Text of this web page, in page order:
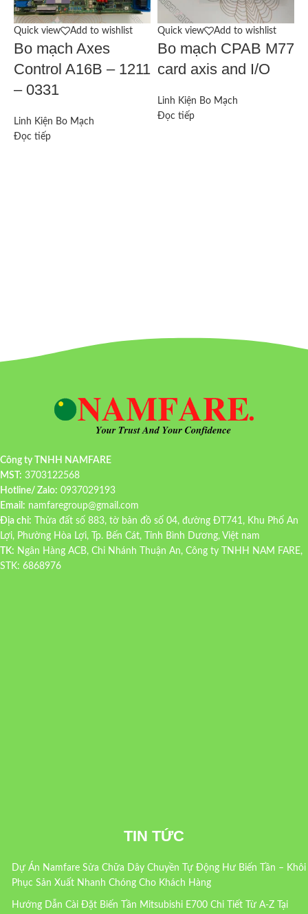
Quick view Add to wishlist
Bo mạch Axes
Control A16B – 1211
– 0331
Linh Kiện Bo Mạch
Đọc tiếp
Quick view Add to wishlist
Bo mạch CPAB M77
card axis and I/O
Linh Kiện Bo Mạch
Đọc tiếp
Công ty TNHH NAMFARE
MST: 3703122568
Hotline/ Zalo: 0937029193
Email: namfaregroup@gmail.com
Địa chỉ: Thửa đất số 883, tờ bản đồ số 04, đường ĐT741, Khu Phố An
Lợi, Phường Hòa Lợi, Tp. Bến Cát, Tỉnh Bình Dương, Việt nam
TK: Ngân Hàng ACB, Chi Nhánh Thuận An, Công ty TNHH NAM FARE,
STK: 6868976
TIN TỨC
Dự Án Namfare Sửa Chữa Dây Chuyền Tự Động Hư Biến Tần – Khôi
Phục Sản Xuất Nhanh Chóng Cho Khách Hàng
Hướng Dẫn Cài Đặt Biến Tần Mitsubishi E700 Chi Tiết Từ A-Z Tại